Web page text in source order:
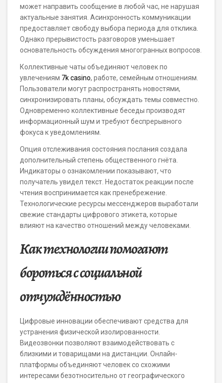
может направить сообщение в любой час, не нарушая
актуальные занятия. Асинхронность коммуникации
предоставляет свободу выбора периода для отклика.
Однако прерывистость разговоров уменьшает
основательность обсуждения многогранных вопросов.
Коллективные чаты объединяют человек по
увлечениям 7k casino, работе, семейным отношениям.
Пользователи могут распространять новостями,
синхронизировать планы, обсуждать темы совместно.
Одновременно коллективные беседы производят
информационный шум и требуют беспрерывного
фокуса к уведомлениям.
Опция отслеживания состояния послания создала
дополнительный степень общественного гнёта.
Индикаторы о ознакомлении показывают, что
получатель увидел текст. Недостаток реакции после
чтения воспринимается как пренебрежение.
Технологические ресурсы мессенджеров выработали
свежие стандарты цифрового этикета, которые
влияют на качество отношений между человеками.
Как технологии помогают
бороться с социальной
отчуждённостью
Цифровые инновации обеспечивают средства для
устранения физической изолированности.
Видеозвонки позволяют взаимодействовать с
близкими и товарищами на дистанции. Онлайн-
платформы объединяют человек со схожими
интересами безотносительно от географического